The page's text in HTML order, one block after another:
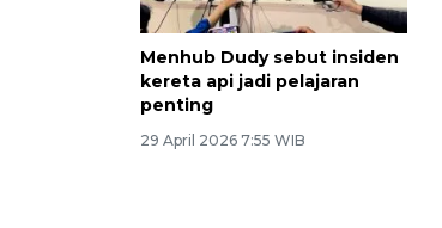
Menhub Dudy sebut insiden
kereta api jadi pelajaran
penting
29 April 2026 7:55 WIB